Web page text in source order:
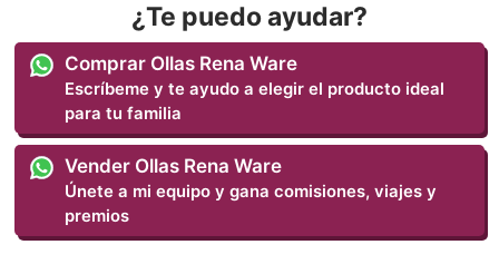
¿Te puedo ayudar?
Comprar Ollas Rena Ware
Escríbeme y te ayudo a elegir el producto ideal
para tu familia
Vender Ollas Rena Ware
Únete a mi equipo y gana comisiones, viajes y
premios